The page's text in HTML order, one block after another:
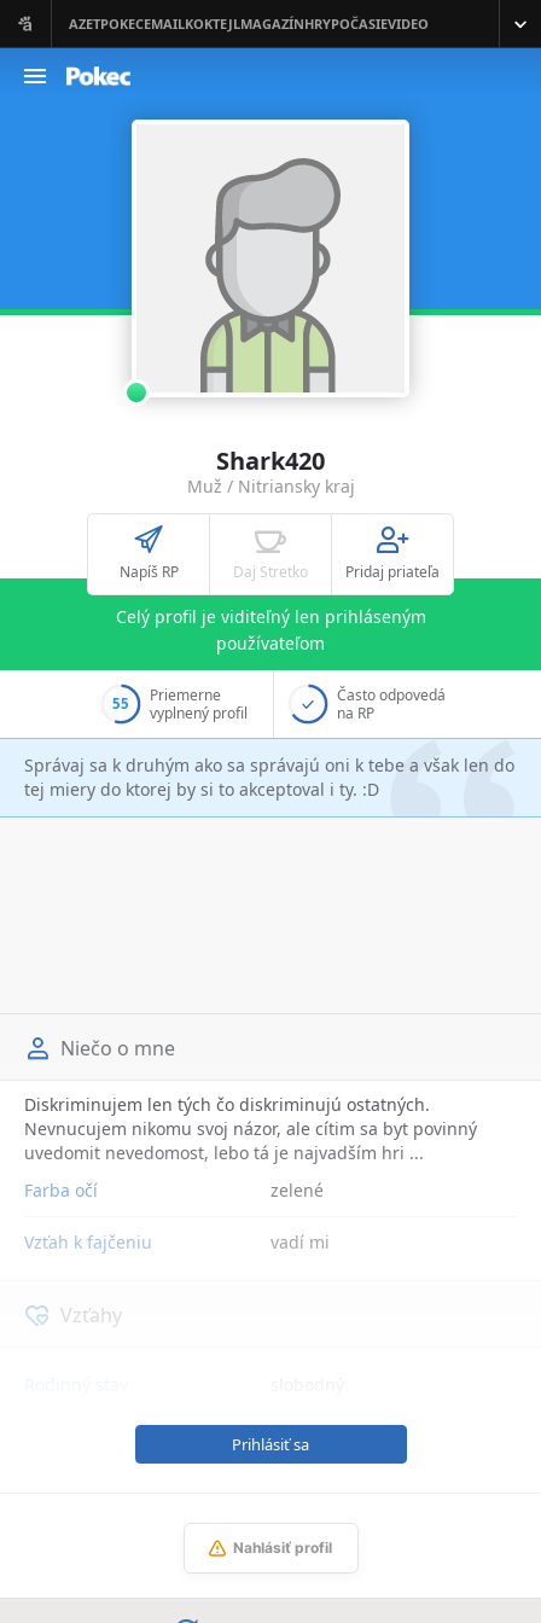
Shark420
Muž / Nitriansky kraj
Napíš RP Daj Stretko Pridaj priateľa
Celý profil je viditeľný len prihláseným
používateľom
55
Priemerne
vyplnený profil
Často odpovedá
na RP
Správaj sa k druhým ako sa správajú oni k tebe a však len do
tej miery do ktorej by si to akceptoval i ty. :D
Niečo o mne
Diskriminujem len tých čo diskriminujú ostatných.
Nevnucujem nikomu svoj názor, ale cítim sa byt povinný
uvedomit nevedomost, lebo tá je najvadším hri ...
Farba očí
zelené
Vzťah k fajčeniu vadí mi
Vzťahy
Prihlásiť sa
Nahlásiť profil